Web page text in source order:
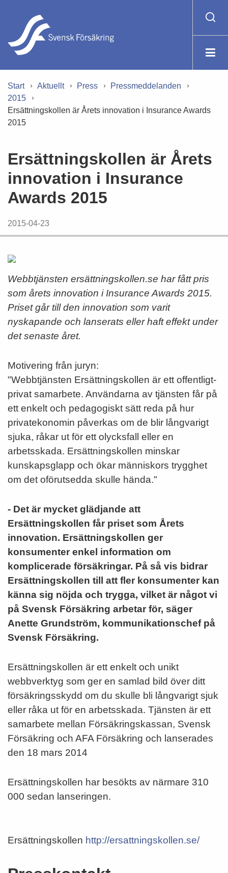
Start Aktuellt Press
Pressmeddelanden
2015
Ersättningskollen är Årets innovation i Insurance Awards
2015
Ersättningskollen är Årets
innovation i Insurance
Awards 2015
2015-04-23
Webbtjänsten ersättningskollen.se har fått pris
som årets innovation i Insurance Awards 2015.
Priset går till den innovation som varit
nyskapande och lanserats eller haft effekt under
det senaste året.
Motivering från juryn:
"Webbtjänsten Ersättningskollen är ett offentligt-
privat samarbete. Användarna av tjänsten får på
ett enkelt och pedagogiskt sätt reda på hur
privatekonomin påverkas om de blir långvarigt
sjuka, råkar ut för ett olycksfall eller en
arbetsskada. Ersättningskollen minskar
kunskapsglapp och ökar människors trygghet
om det oförutsedda skulle hända."
-­ Det är mycket glädjande att
Ersättningskollen får priset som Årets
innovation. Ersättningskollen ger
konsumenter enkel information om
komplicerade försäkringar. På så vis bidrar
Ersättningskollen till att fler konsumenter kan
känna sig nöjda och trygga, vilket är något vi
på Svensk Försäkring arbetar för, säger
Anette Grundström, kommunikationschef på
Svensk Försäkring.
Ersättningskollen är ett enkelt och unikt
webbverktyg som ger en samlad bild över ditt
försäkringsskydd om du skulle bli långvarigt sjuk
eller råka ut för en arbetsskada. Tjänsten är ett
samarbete mellan Försäkringskassan, Svensk
Försäkring och AFA Försäkring och lanserades
den 18 mars 2014
Ersättningskollen har besökts av närmare 310
000 sedan lanseringen.
Ersättningskollen http://ersattningskollen.se/